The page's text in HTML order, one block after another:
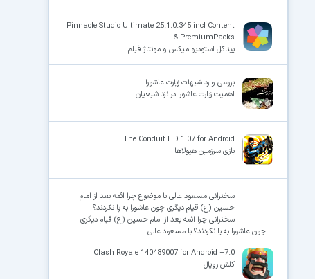
Pinnacle Studio Ultimate 25.1.0.345 incl Content
& PremiumPacks
پیناکل استودیو میکس و مونتاژ فیلم
بررسی و رد شبهات زیارت عاشورا
اهمیت زیارت عاشورا در نزد شیعیان
The Conduit HD 1.07 for Android
بازی سرزمین هیولاها
سخنرانی مسعود عالی با موضوع چرا ائمه بعد از امام
حسین (ع) قیام دیگری چون عاشورا به پا نکردند؟
سخنرانی چرا ائمه بعد از امام حسین (ع) قیام دیگری
چون عاشورا به پا نکردند؟ با مسعود عالی
Clash Royale 140489007 for Android +7.0
کلش رویال